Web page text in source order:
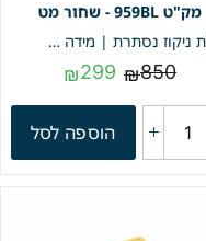
959BL - שחור מט
תעלת ניקוז נסתרת | מידה 9/59 | דגם "LINEA" | שחור מט | מק"ט 959BL
₪850
₪299
הוספה לסל